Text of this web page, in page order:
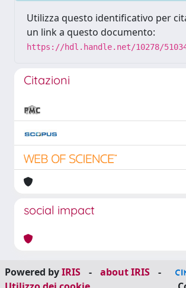
Utilizza questo identificativo per
un link a questo documento:
https://hdl.handle.net/10278/
Citazioni
social impact
Powered byIRIS - about IRIS
-